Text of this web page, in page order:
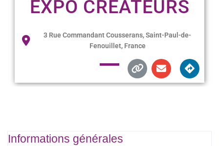
EXPO CRÉATEURS
3 Rue Commandant Cousserans, Saint-Paul-de-
Fenouillet, France
Informations générales